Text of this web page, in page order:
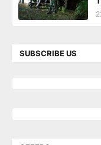
SUBSCRIBE US